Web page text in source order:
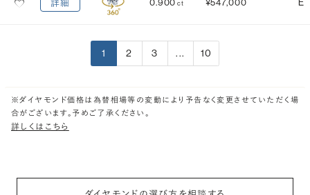
詳細 0.900 ct ¥547,000 E
1 2 3 ... 10
※ダイヤモンド価格は為替相場等の変動により予告なく変更させていただく場
合がございます。予めご了承ください。
詳しくはこちら